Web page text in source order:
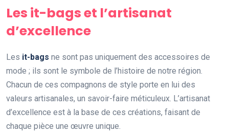
Les it-bags et l’artisanat
d’excellence
Les it-bags ne sont pas uniquement des accessoires de
mode ; ils sont le symbole de l’histoire de notre région.
Chacun de ces compagnons de style porte en lui des
valeurs artisanales, un savoir-faire méticuleux. L’artisanat
d’excellence est à la base de ces créations, faisant de
chaque pièce une œuvre unique.